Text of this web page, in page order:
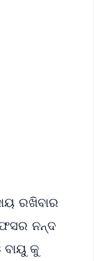
ରଖିବାର
ନନ୍ଦ
କୁ